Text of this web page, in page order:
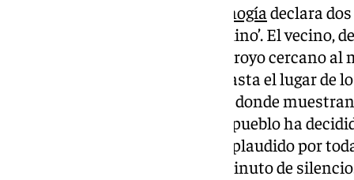
Almogíadeclara
fallecimiento de Paco ‘el del Molino’. El vecino,
de este viernes sin vida en un arroyo cercano
ha sido el encargado de llevar hasta el lugar de
quienes han difundido un vídeo donde
respeto, el Ayuntamiento de su pueblo ha
para honrar su memoria, algo aplaudido por
guardará un más que sentido minuto de